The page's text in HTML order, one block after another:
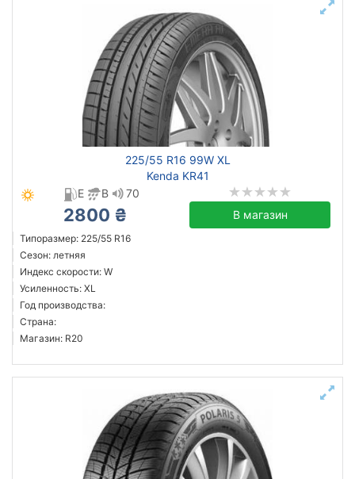
225/55 R16 99W XL
Kenda KR41
E
B 70
2800 ₴ В магазин
Типоразмер: 225/55 R16
Сезон: летняя
Индекс скорости: W
Усиленность: XL
Год производства:
Страна:
Магазин: R20